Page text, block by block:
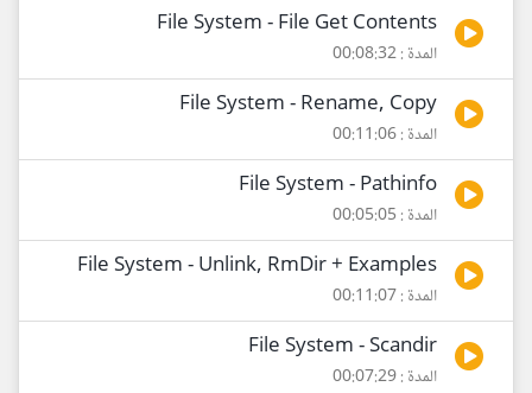
File System - File Get Contents
المدة : 00:08:32
File System - Rename, Copy
المدة : 00:11:06
File System - Pathinfo
المدة : 00:05:05
File System - Unlink, RmDir + Examples
المدة : 00:11:07
File System - Scandir
المدة : 00:07:29